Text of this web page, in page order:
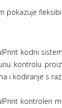
pokazuje
kodni
kontrolu
i kodiranje s
kontroleri